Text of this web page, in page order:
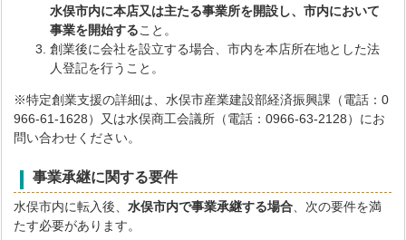
水俣市内に本店又は主たる事業所を開設し、市内において
事業を開始すること。
創業後に会社を設立する場合、市内を本店所在地とした法
人登記を行うこと。
※特定創業支援の詳細は、水俣市産業建設部経済振興課（電話：0
966-61-1628）又は水俣商工会議所（電話：0966-63-2128）にお
問い合わせください。
事業承継に関する要件
水俣市内に転入後、水俣市内で事業承継する場合 、次の要件を満
たす必要があります。